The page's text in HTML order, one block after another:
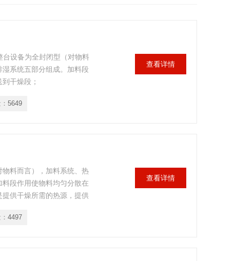
设备为全封闭型（对物料
系统五部分组成。加料段
干燥段；
5649
查看详情
料而言），加料系统、热
段作用使物料均匀分散在
供干燥所需的热源，提供
出料段排出。
4497
查看详情